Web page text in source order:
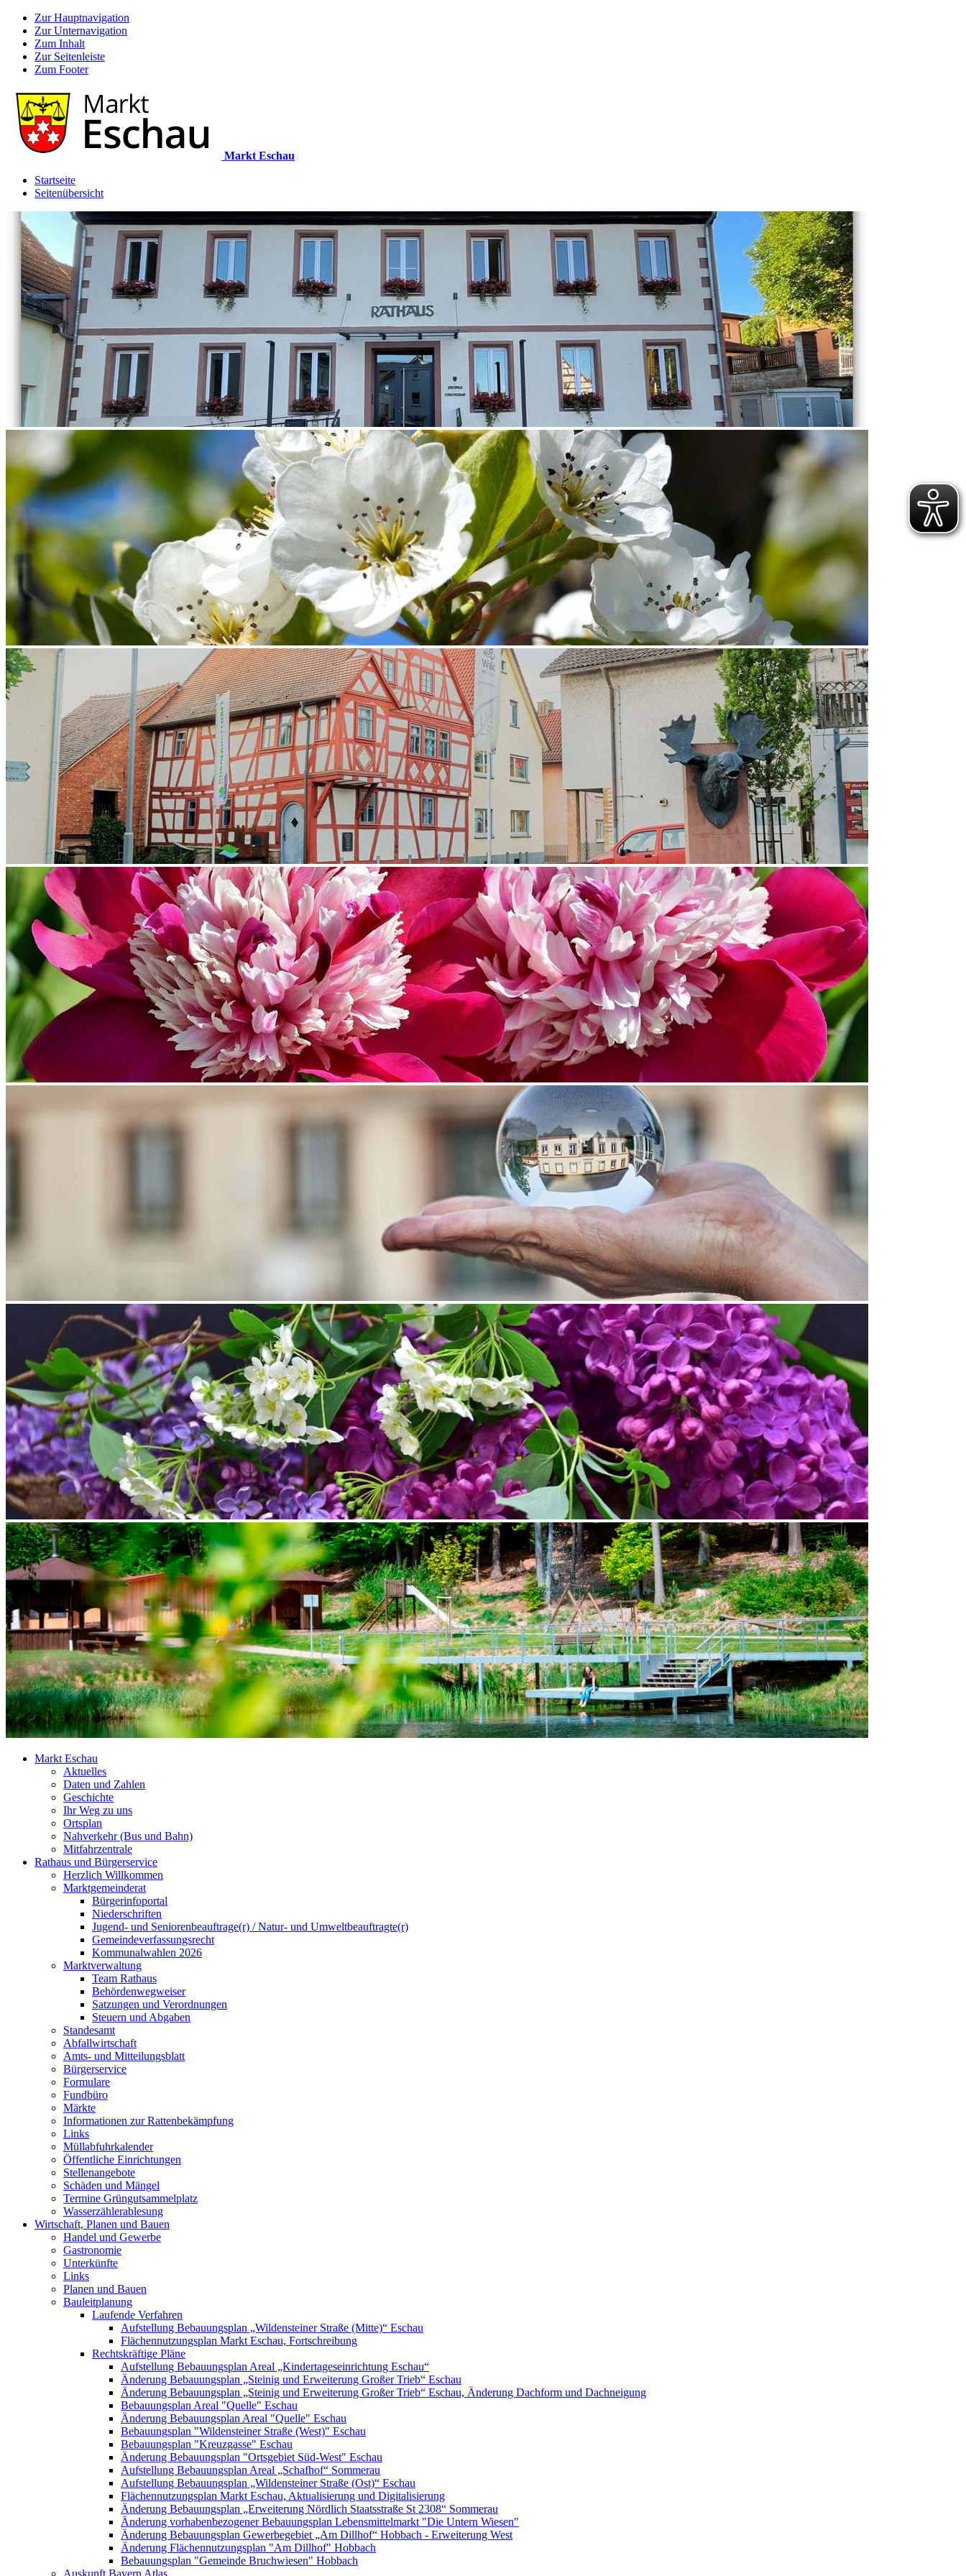
Zur Hauptnavigation
Zur Unternavigation
Zum Inhalt
Zur Seitenleiste
Zum Footer
Markt Eschau
Startseite
Seitenübersicht
Markt Eschau
Aktuelles
Daten und Zahlen
Geschichte
Ihr Weg zu uns
Ortsplan
Nahverkehr (Bus und Bahn)
Mitfahrzentrale
Rathaus und Bürgerservice
Herzlich Willkommen
Marktgemeinderat
Bürgerinfoportal
Niederschriften
Jugend- und Seniorenbeauftrage(r) / Natur- und Umweltbeauftragte(r)
Gemeindeverfassungsrecht
Kommunalwahlen 2026
Marktverwaltung
Team Rathaus
Behördenwegweiser
Satzungen und Verordnungen
Steuern und Abgaben
Standesamt
Abfallwirtschaft
Amts- und Mitteilungsblatt
Bürgerservice
Formulare
Fundbüro
Märkte
Informationen zur Rattenbekämpfung
Links
Müllabfuhrkalender
Öffentliche Einrichtungen
Stellenangebote
Schäden und Mängel
Termine Grüngutsammelplatz
Wasserzählerablesung
Wirtschaft, Planen und Bauen
Handel und Gewerbe
Gastronomie
Unterkünfte
Links
Planen und Bauen
Bauleitplanung
Laufende Verfahren
Aufstellung Bebauungsplan „Wildensteiner Straße (Mitte)“ Eschau
Flächennutzungsplan Markt Eschau, Fortschreibung
Rechtskräftige Pläne
Aufstellung Bebauungsplan Areal „Kindertageseinrichtung Eschau“
Änderung Bebauungsplan „Steinig und Erweiterung Großer Trieb“ Eschau
Änderung Bebauungsplan „Steinig und Erweiterung Großer Trieb“ Eschau, Änderung Dachform und Dachneigung
Bebauungsplan Areal "Quelle" Eschau
Änderung Bebauungsplan Areal "Quelle" Eschau
Bebauungsplan "Wildensteiner Straße (West)" Eschau
Bebauungsplan "Kreuzgasse" Eschau
Änderung Bebauungsplan "Ortsgebiet Süd-West" Eschau
Aufstellung Bebauungsplan Areal „Schafhof“ Sommerau
Aufstellung Bebauungsplan „Wildensteiner Straße (Ost)“ Eschau
Flächennutzungsplan Markt Eschau, Aktualisierung und Digitalisierung
Änderung Bebauungsplan „Erweiterung Nördlich Staatsstraße St 2308“ Sommerau
Änderung vorhabenbezogener Bebauungsplan Lebensmittelmarkt "Die Untern Wiesen"
Änderung Bebauungsplan Gewerbegebiet „Am Dillhof“ Hobbach - Erweiterung West
Änderung Flächennutzungsplan "Am Dillhof" Hobbach
Bebauungsplan "Gemeinde Bruchwiesen" Hobbach
Auskunft Bayern Atlas